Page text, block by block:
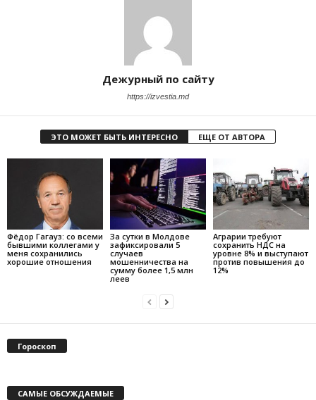
Дежурный по сайту
https://izvestia.md
ЭТО МОЖЕТ БЫТЬ ИНТЕРЕСНО ЕЩЕ ОТ АВТОРА
Фёдор Гагауз: со всеми
бывшими коллегами у
меня сохранились
хорошие отношения
За сутки в Молдове
зафиксировали 5
случаев
мошенничества на
сумму более 1,5 млн
леев
Аграрии требуют
сохранить НДС на
уровне 8% и выступают
против повышения до
12%
Гороскоп
САМЫЕ ОБСУЖДАЕМЫЕ